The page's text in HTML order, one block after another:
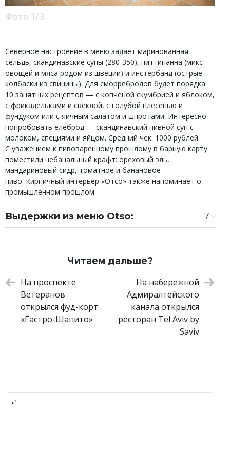
Фото 1/3
Северное настроение в меню задает маринованная
сельдь, скандинавские супы (280-350), питтипанна (микс
овощей и мяса родом из швеции) и инстербанд (острые
колбаски из свинины). Для сморребродов будет порядка
10 занятных рецептов — с копченой скумбрией и яблоком,
с фрикадельками и свеклой, с голубой плесенью и
фундуком или с яичным салатом и шпротами. Интересно
попробовать елеброд — скандинавский пивной суп с
молоком, специями и яйцом. Средний чек: 1000 рублей.
С уважением к пивоваренному прошлому в барную карту
поместили небанальный крафт: ореховый эль,
мандариновый сидр, томатное и банановое
пиво. Кирпичный интерьер «Отсо» также напоминает о
промышленном прошлом.
Выдержки из меню Otso:
7
тминой и яблоком
Сморреброд с сыром с голубой плесенью
и фундуком
Скандинавский гороховый суп
350 ₽
Инстербанд
350 ₽
Питтипанна
220 ₽
Елеброд
200 ₽
Читаем дальше?
На проспекте
Ветеранов
открылся фуд-корт
«Гастро-Шапито»
На набережной
Адмиралтейского
канала открылся
ресторан Tel Aviv by
Saviv